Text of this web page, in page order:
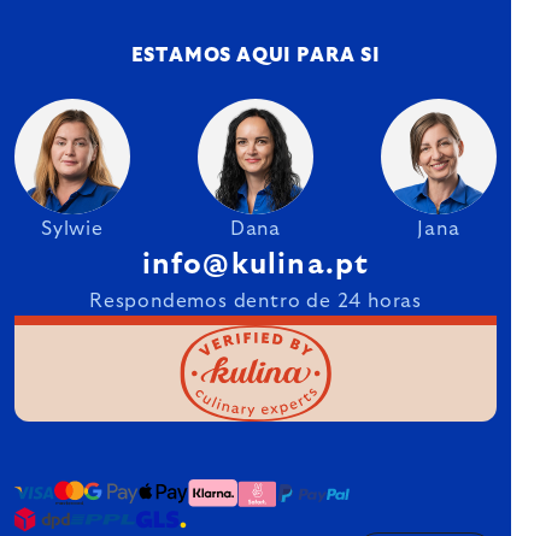
ESTAMOS AQUI PARA SI
Sylwie Dana Jana
info@kulina.pt
Respondemos dentro de 24 horas